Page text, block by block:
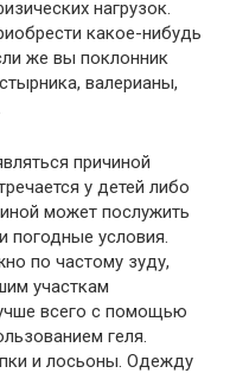
нагрузок.
какое-нибудь
же вы поклонник
валерианы,
причиной
у детей либо
может послужить
погодные условия.
по частому зуду,
участкам
всего с помощью
геля.
и лосьоны. Одежду